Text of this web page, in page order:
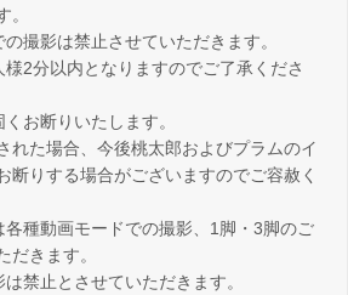
。
撮影は禁止させていただきます。
2分以内となりますのでご了承くださ
お断りいたします。
れた場合、今後桃太郎およびプラムのイ
断りする場合がございますのでご容赦く
種動画モードでの撮影、1脚・3脚のご
だきます。
禁止とさせていただきます。